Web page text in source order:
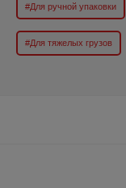
#Для ручной упаковки
#Для тяжелых грузов